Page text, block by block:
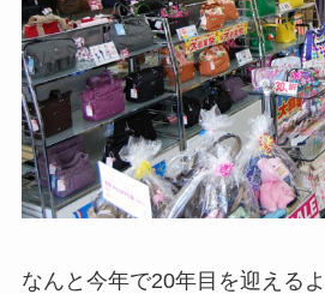
なんと今年で20年目を迎える